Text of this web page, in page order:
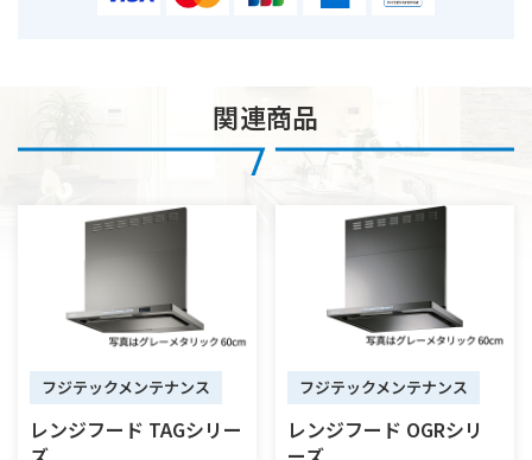
関連商品
フジテックメンテナンス
レンジフード TAGシリー
フジテックメンテナンス
レンジフード OGRシリ